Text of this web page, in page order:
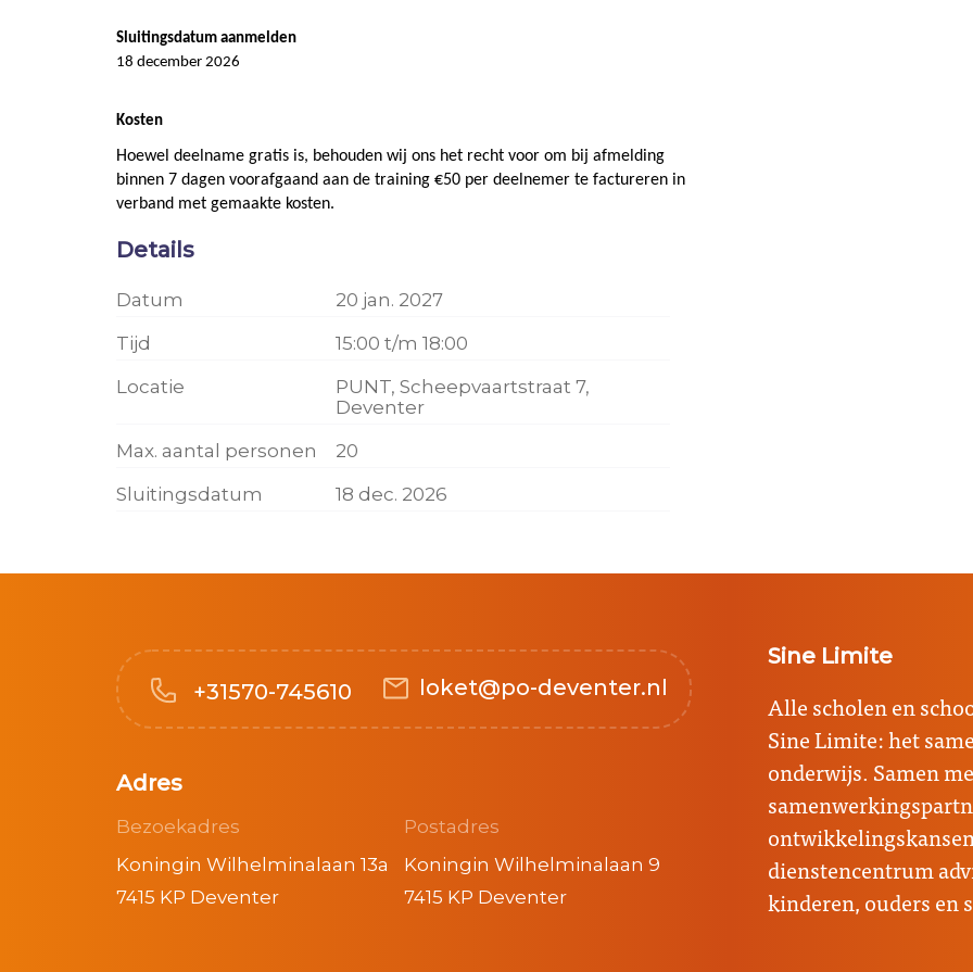
Sluitingsdatum aanmelden
18 december 2026
Kosten
Hoewel deelname gratis is, behouden wij ons het recht voor om bij afmelding
binnen 7 dagen voorafgaand aan de training €50 per deelnemer te factureren in
verband met gemaakte kosten.
Details
Datum
20 jan. 2027
Tijd
15:00 t/m 18:00
Locatie
PUNT, Scheepvaartstraat 7,
Deventer
Max. aantal personen
20
Sluitingsdatum
18 dec. 2026
+31570-745610 loket@po-deventer.nl
Adres
Bezoekadres
Koningin Wilhelminalaan 13a
7415 KP Deventer
Postadres
Koningin Wilhelminalaan 9
7415 KP Deventer
Sine Limite
Alle scholen en
Sine Limite: het
onderwijs. Samen
dienstencentrum
kinderen, ouders en